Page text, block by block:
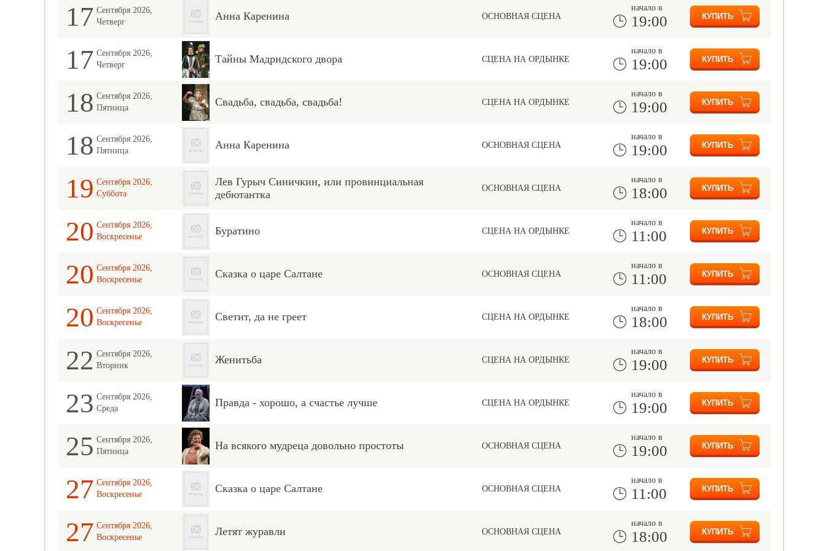
17 Сентября 2026,
Четверг
Анна Каренина ОСНОВНАЯ СЦЕНА
начало в
19:00
17 Сентября 2026,
Четверг
Тайны Мадридского двора СЦЕНА НА ОРДЫНКЕ
начало в
19:00
18 Сентября 2026,
Пятница
Свадьба, свадьба, свадьба! СЦЕНА НА ОРДЫНКЕ
начало в
19:00
18 Сентября 2026,
Пятница
Анна Каренина ОСНОВНАЯ СЦЕНА
начало в
19:00
19 Сентября 2026,
Суббота
Лев Гурыч Синичкин, или провинциальная
дебютантка
ОСНОВНАЯ СЦЕНА
начало в
18:00
20 Сентября 2026,
Воскресенье
Буратино СЦЕНА НА ОРДЫНКЕ
начало в
11:00
20 Сентября 2026,
Воскресенье
Сказка о царе Салтане ОСНОВНАЯ СЦЕНА
начало в
11:00
20 Сентября 2026,
Воскресенье
Светит, да не греет СЦЕНА НА ОРДЫНКЕ
начало в
18:00
22 Сентября 2026,
Вторник
Женитьба СЦЕНА НА ОРДЫНКЕ
начало в
19:00
23 Сентября 2026,
Среда
Правда - хорошо, а счастье лучше СЦЕНА НА ОРДЫНКЕ
начало в
19:00
25 Сентября 2026,
Пятница
На всякого мудреца довольно простоты ОСНОВНАЯ СЦЕНА
начало в
19:00
27 Сентября 2026,
Воскресенье
Сказка о царе Салтане ОСНОВНАЯ СЦЕНА
начало в
11:00
27 Сентября 2026,
Воскресенье
Летят журавли ОСНОВНАЯ СЦЕНА
начало в
18:00